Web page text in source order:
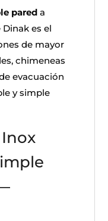
pared a
es el
de mayor
chimeneas
evacuación
y simple